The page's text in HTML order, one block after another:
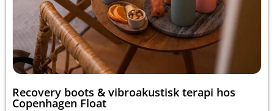
Recovery boots & vibroakustisk terapi hos
Copenhagen Float